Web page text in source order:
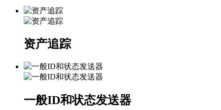
资产追踪
一般ID和状态发送器